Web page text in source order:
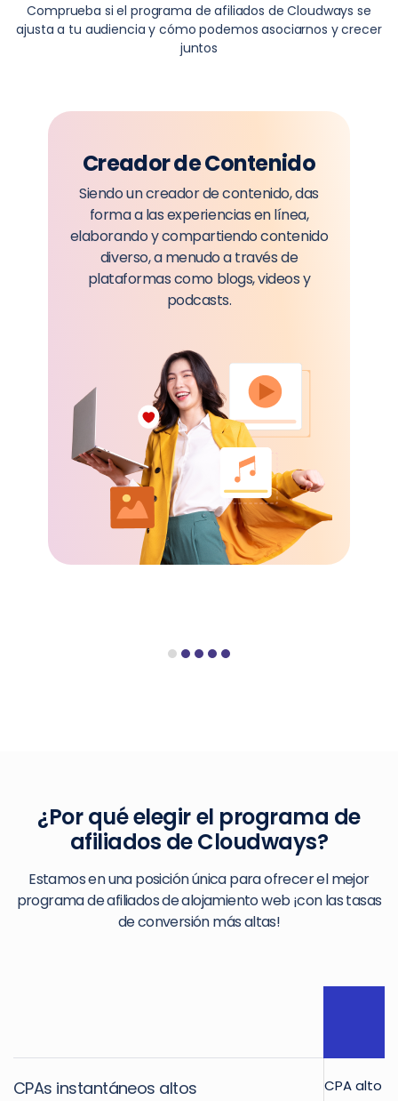
Comprueba si el programa de afiliados de Cloudways se
ajusta a tu audiencia y cómo podemos asociarnos y crecer
juntos
Creador de Contenido
Siendo un creador de contenido, das
forma a las experiencias en línea,
elaborando y compartiendo contenido
diverso, a menudo a través de
plataformas como blogs, videos y
podcasts.
¿Por qué elegir el programa de
afiliados de Cloudways?
Estamos en una posición única para ofrecer el mejor
programa de afiliados de alojamiento web ¡con las tasas
de conversión más altas!
CPAs instantáneos altos CPA alto